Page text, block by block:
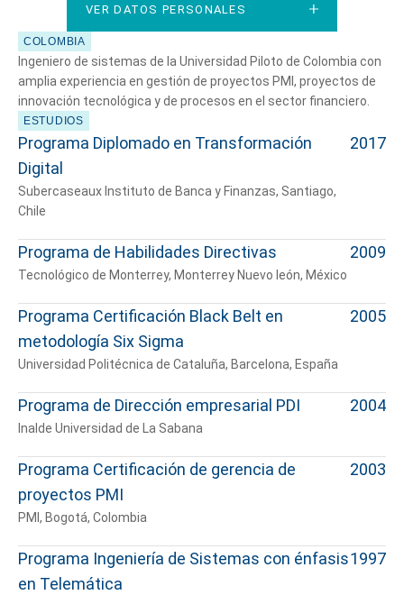
Cuéntanos, ¿Cómo
te podemos ayudar?
VER DATOS PERSONALES
COLOMBIA
Ingeniero de sistemas de la Universidad Piloto de Colombia con
amplia experiencia en gestión de proyectos PMI, proyectos de
innovación tecnológica y de procesos en el sector financiero.
ESTUDIOS
Programa Diplomado en Transformación
Digital
Subercaseaux Instituto de Banca y Finanzas, Santiago,
Chile
2017
Programa de Habilidades Directivas
Tecnológico de Monterrey, Monterrey Nuevo león, México
2009
Programa Certificación Black Belt en
metodología Six Sigma
Universidad Politécnica de Cataluña, Barcelona, España
2005
Programa de Dirección empresarial PDI
Inalde Universidad de La Sabana
2004
Programa Certificación de gerencia de
proyectos PMI
PMI, Bogotá, Colombia
2003
Programa Ingeniería de Sistemas con énfasis
en Telemática
1997